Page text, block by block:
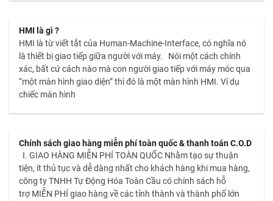
HMI là gì ?
HMI là từ viết tắt của Human-Machine-Interface, có nghĩa nó
là thiết bị giao tiếp giữa người với máy. Nói một cách chính
xác, bất cứ cách nào mà con người giao tiếp với máy móc qua
“một màn hình giao diện” thì đó là một màn hình HMI. Ví dụ
chiếc màn hình
Chính sách giao hàng miễn phí toàn quốc & thanh toán C.O.D
I. GIAO HÀNG MIỄN PHÍ TOÀN QUỐC Nhằm tạo sự thuận
tiện, ít thủ tục và dễ dàng nhất cho khách hàng khi mua hàng,
công ty TNHH Tự Động Hóa Toàn Cầu có chính sách hỗ
trợ MIỄN PHÍ giao hàng về các tỉnh thành và thành phố lớn